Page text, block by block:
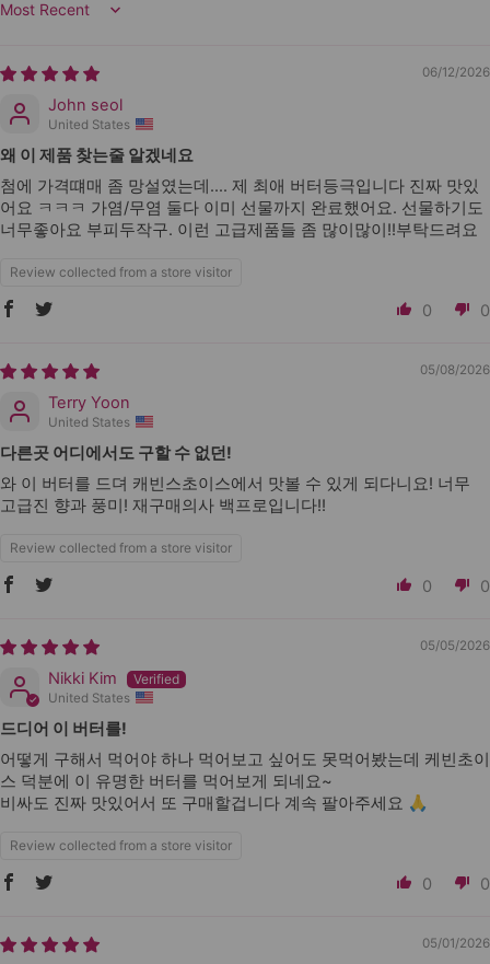
Sort by
06/12/2026
John seol
United States
왜 이 제품 찾는줄 알겠네요
첨에 가격떄매 좀 망설였는데.... 제 최애 버터등극입니다 진짜 맛있
어요 ㅋㅋㅋ 가염/무염 둘다 이미 선물까지 완료했어요. 선물하기도
너무좋아요 부피두작구. 이런 고급제품들 좀 많이많이!!부탁드려요
Review collected from a store visitor
0 0
05/08/2026
Terry Yoon
United States
다른곳 어디에서도 구할 수 없던!
와 이 버터를 드뎌 캐빈스초이스에서 맛볼 수 있게 되다니요! 너무
고급진 향과 풍미! 재구매의사 백프로입니다!!
Review collected from a store visitor
0 0
05/05/2026
Nikki Kim
United States
드디어 이 버터를!
어떻게 구해서 먹어야 하나 먹어보고 싶어도 못먹어봤는데 케빈초이
스 덕분에 이 유명한 버터를 먹어보게 되네요~
비싸도 진짜 맛있어서 또 구매할겁니다 계속 팔아주세요 🙏
Review collected from a store visitor
0 0
05/01/2026